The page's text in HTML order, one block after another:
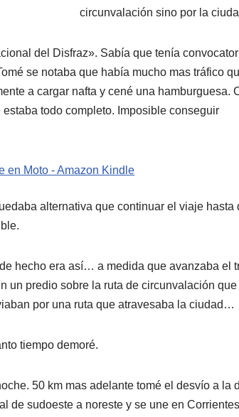
circunvalación sino por la
del Disfraz». Sabía que tenía
se notaba que había mucho mas tráfico
a cargar nafta y cené una hamburguesa.
todo completo. Imposible conseguir
alternativa que continuar el viaje hasta
hecho era así… a medida que avanzaba el
un predio sobre la ruta de circunvalación
por una ruta que atravesaba la ciudad…
tiempo demoré.
50 km mas adelante tomé el desvío a la
de sudoeste a noreste y se une en